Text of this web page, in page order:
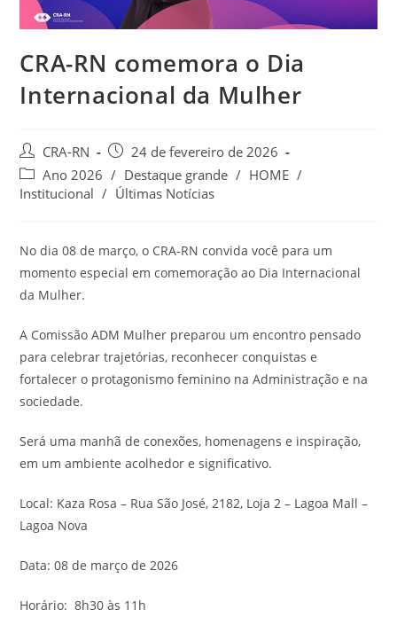
CRA-RN comemora o Dia
Internacional da Mulher
Autor
do
post:
CRA-RN
Post
publicado:
24 de fevereiro de 2026
Categoria
do
Ano 2026 / Destaque grande / HOME /
Institucional / Últimas Notícias
No dia 08 de março, o CRA-RN convida você para um
momento especial em comemoração ao Dia Internacional
da Mulher.
A Comissão ADM Mulher preparou um encontro pensado
para celebrar trajetórias, reconhecer conquistas e
fortalecer o protagonismo feminino na Administração e na
sociedade.
Será uma manhã de conexões, homenagens e inspiração,
em um ambiente acolhedor e significativo.
Local: Kaza Rosa – Rua São José, 2182, Loja 2 – Lagoa Mall –
Lagoa Nova
Data: 08 de março de 2026
Horário: 8h30 às 11h